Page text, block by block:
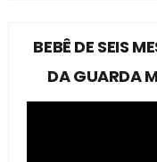
BEBÊ DE SEIS
DA GUARDA